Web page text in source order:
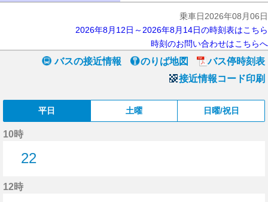
乗車日2026年08月06日
2026年8月12日～2026年8月14日の時刻表はこちら
時刻のお問い合わせはこちらへ
バスの接近情報 のりば地図
バス停時刻表
接近情報コード印刷
平日 土曜 日曜/祝日
10時
22
12時